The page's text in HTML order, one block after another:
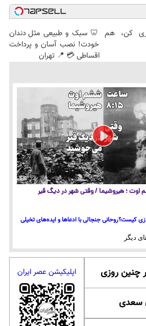
کن، هم
🦷 سبک و طبیعی مثل دندان
خودت! نصب آسان و پرداخت
اقساطی 💳 📍 تهران
۸:۱۵ ششم اوت ؛ هیروشیما / وقتی شهر در دیگ قیر
کیست؟روحانی جنجالی با ادعاها و ایده‌های تخیلی
دیگر
سعدی
اپلیکیشن عصر ایران